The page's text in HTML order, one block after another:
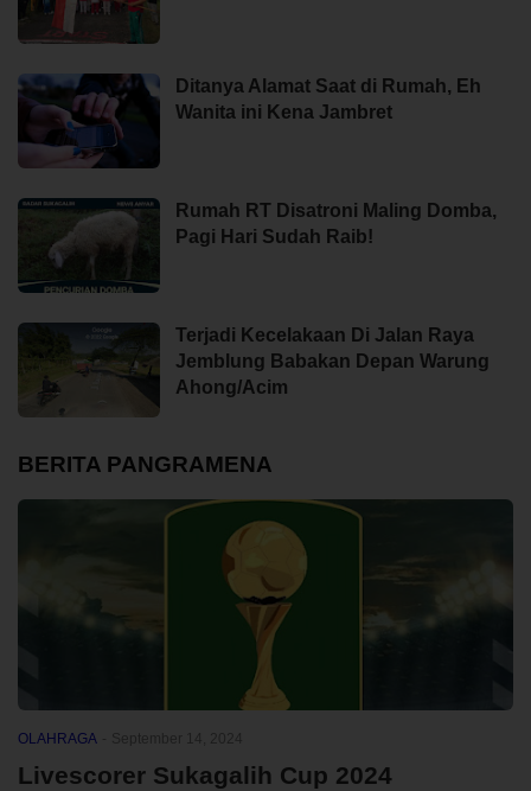
Ditanya Alamat Saat di Rumah, Eh
Wanita ini Kena Jambret
Rumah RT Disatroni Maling Domba,
Pagi Hari Sudah Raib!
Terjadi Kecelakaan Di Jalan Raya
Jemblung Babakan Depan Warung
Ahong/Acim
BERITA PANGRAMENA
OLAHRAGA
Livescorer Sukagalih Cup 2024